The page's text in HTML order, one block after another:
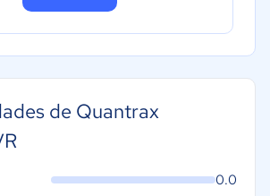
de Quantrax
0.0